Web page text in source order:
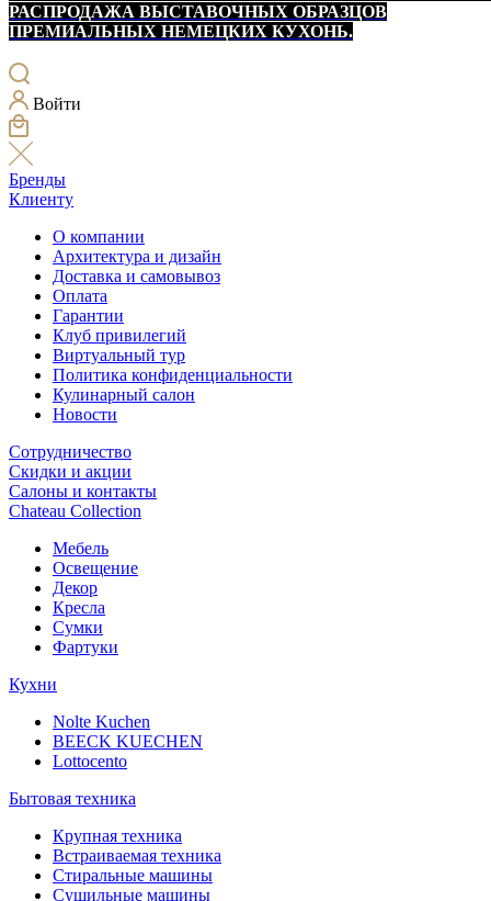
РАСПРОДАЖА ВЫСТАВОЧНЫХ ОБРАЗЦОВ
ПРЕМИАЛЬНЫХ НЕМЕЦКИХ КУХОНЬ.
Войти
Бренды
Клиенту
О компании
Архитектура и дизайн
Доставка и самовывоз
Оплата
Гарантии
Клуб привилегий
Виртуальный тур
Политика конфиденциальности
Кулинарный салон
Новости
Сотрудничество
Скидки и акции
Салоны и контакты
Chateau Collection
Мебель
Освещение
Декор
Кресла
Сумки
Фартуки
Кухни
Nolte Kuchen
BEECK KUECHEN
Lottocento
Бытовая техника
Крупная техника
Встраиваемая техника
Стиральные машины
Сушильные машины